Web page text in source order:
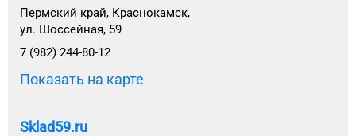
Пермский край, Краснокамск,
ул. Шоссейная, 59
7 (982) 244-80-12
Показать на карте
Sklad59.ru